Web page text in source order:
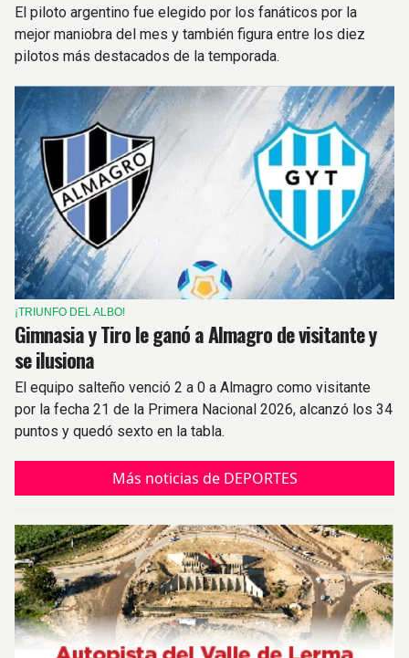
El piloto argentino fue elegido por los fanáticos por la
mejor maniobra del mes y también figura entre los diez
pilotos más destacados de la temporada.
¡TRIUNFO DEL ALBO!
Gimnasia y Tiro le ganó a Almagro de visitante y
se ilusiona
El equipo salteño venció 2 a 0 a Almagro como visitante
por la fecha 21 de la Primera Nacional 2026, alcanzó los 34
puntos y quedó sexto en la tabla.
Más noticias de DEPORTES